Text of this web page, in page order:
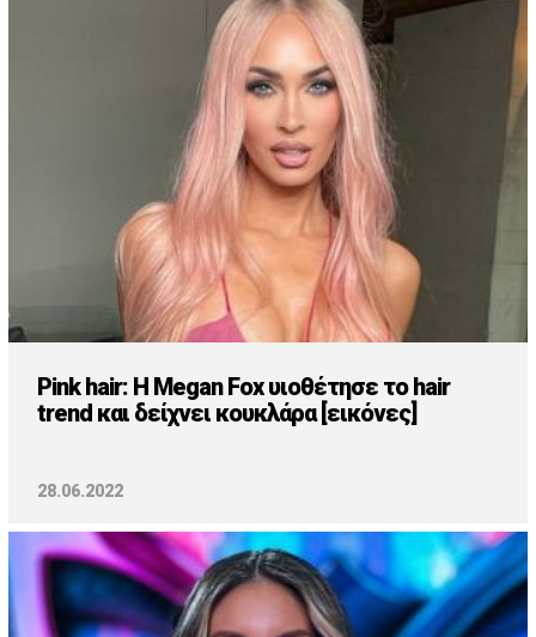
Pink hair: H Megan Fox υιοθέτησε το hair
trend και δείχνει κουκλάρα [εικόνες]
28.06.2022